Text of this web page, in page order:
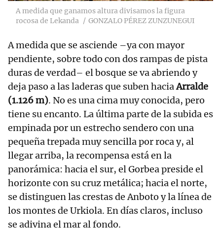
A medida que ganamos altura divisamos la figura
rocosa de Lekanda
GONZALO PÉREZ ZUNZUNEGUI
A medida que se asciende –ya con mayor
pendiente, sobre todo con dos rampas de pista
duras de verdad– el bosque se va abriendo y
deja paso a las laderas que suben haciaArralde
(1.126 m). No es una cima muy conocida, pero
tiene su encanto. La última parte de la subida es
empinada por un estrecho sendero con una
pequeña trepada muy sencilla por roca y, al
llegar arriba, la recompensa está en la
panorámica: hacia el sur, el Gorbea preside el
horizonte con su cruz metálica; hacia el norte,
se distinguen las crestas de Anboto y la línea de
los montes de Urkiola. En días claros, incluso
se adivina el mar al fondo.